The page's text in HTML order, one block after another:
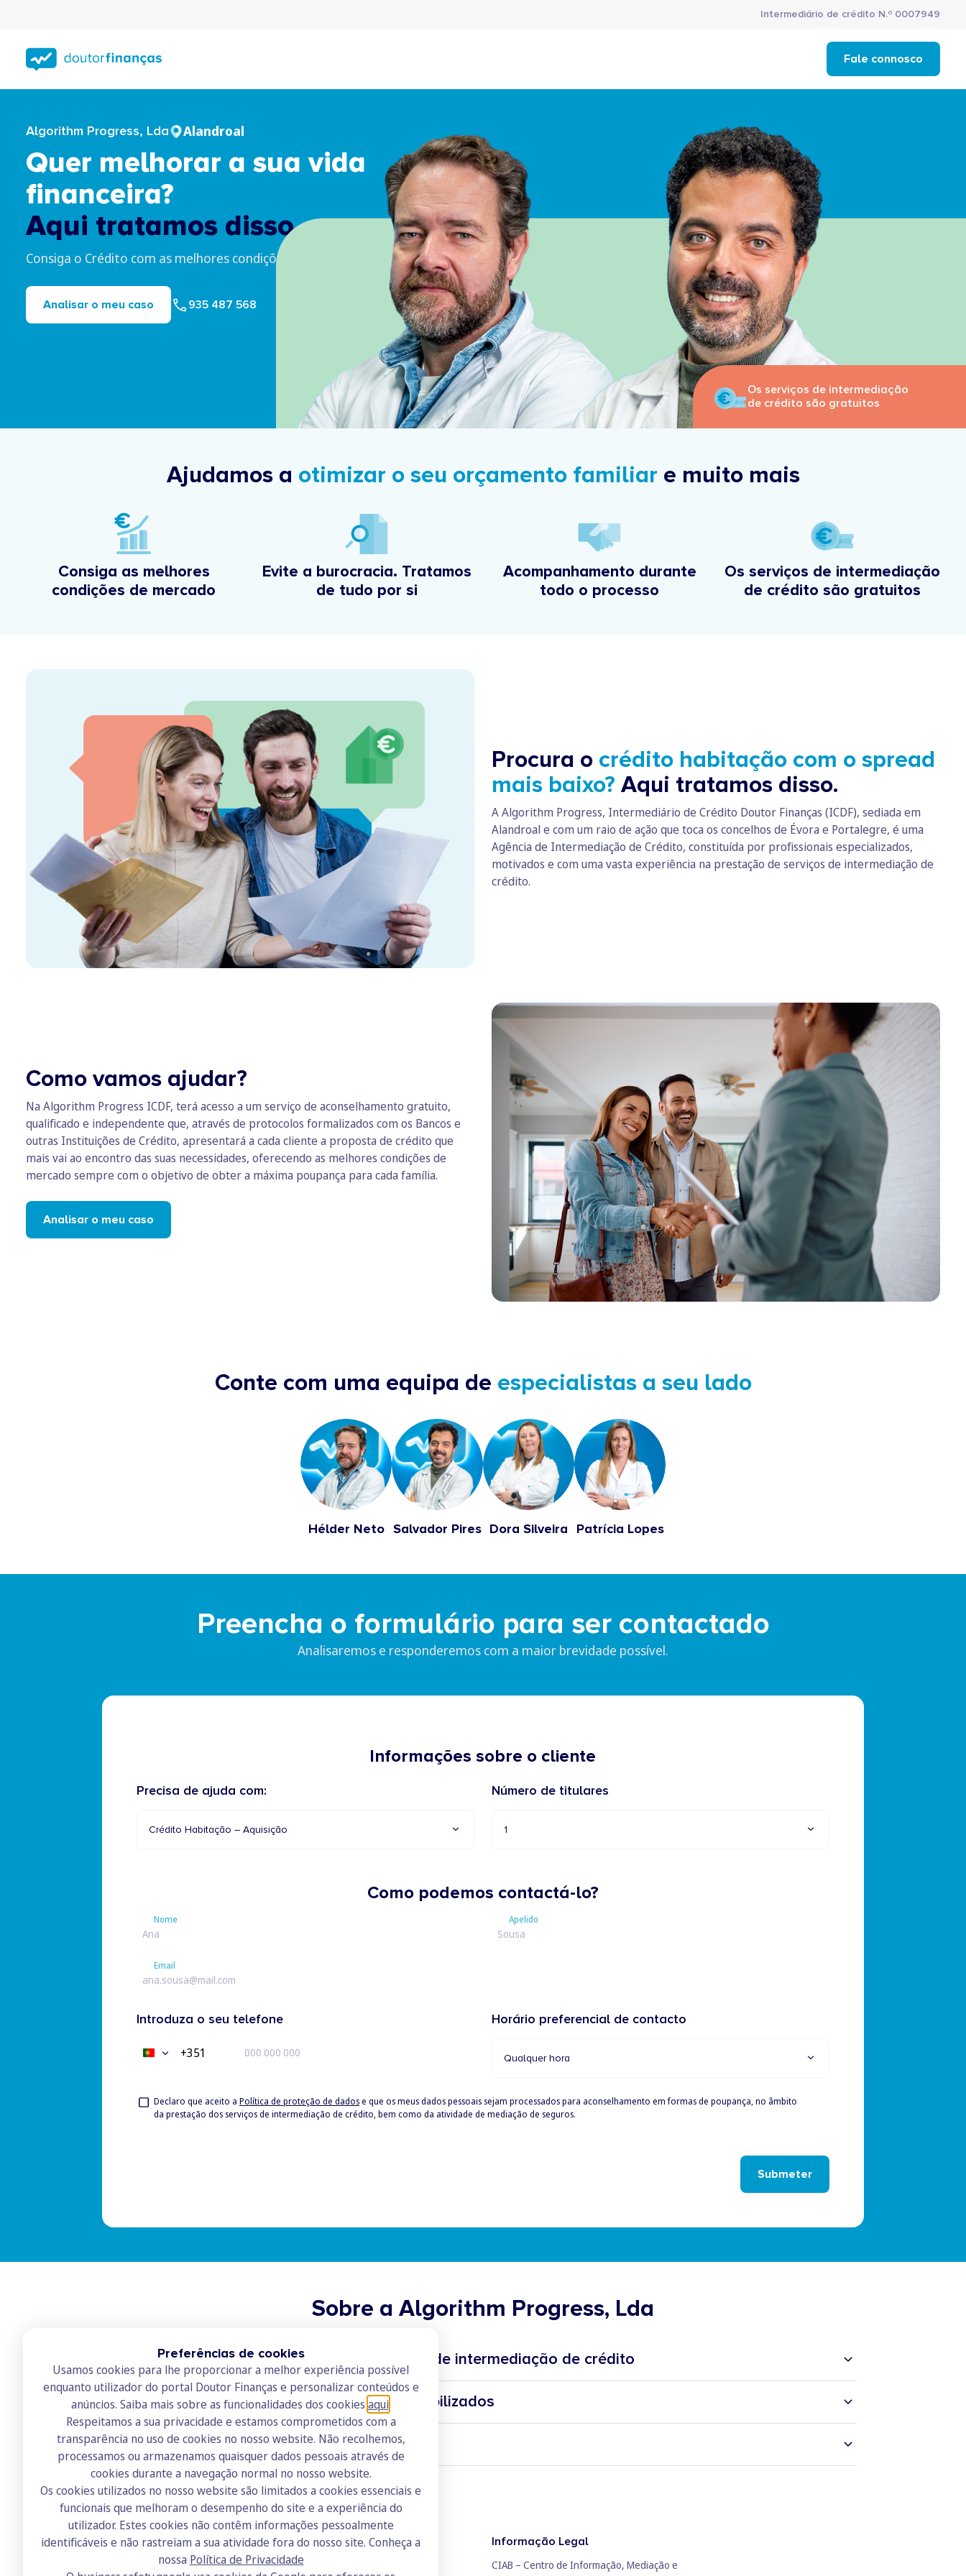
principal
Intermediário de crédito N.º 0007949
Fale connosco
Algorithm Progress, Lda Alandroal
Quer melhorar a sua vida
financeira?
Aqui tratamos disso.
Consiga o Crédito com as melhores condições para o seu caso.
Analisar o meu caso 935 487 568
Os serviços de intermediação
de crédito são gratuitos
Ajudamos a otimizar o seu orçamento familiar e muito mais
Consiga as melhores
condições de mercado
Evite a burocracia. Tratamos
de tudo por si
Acompanhamento durante
todo o processo
Os serviços de intermediação
de crédito são gratuitos
Procura o crédito habitação com o spread
mais baixo? Aqui tratamos disso.
A Algorithm Progress, Intermediário de Crédito Doutor Finanças (ICDF), sediada em
Alandroal e com um raio de ação que toca os concelhos de Évora e Portalegre, é uma
Agência de Intermediação de Crédito, constituída por profissionais especializados,
motivados e com uma vasta experiência na prestação de serviços de intermediação de
crédito.
Como vamos ajudar?
Na Algorithm Progress ICDF, terá acesso a um serviço de aconselhamento gratuito,
qualificado e independente que, através de protocolos formalizados com os Bancos e
outras Instituições de Crédito, apresentará a cada cliente a proposta de crédito que
mais vai ao encontro das suas necessidades, oferecendo as melhores condições de
mercado sempre com o objetivo de obter a máxima poupança para cada família.
Analisar o meu caso
Conte com uma equipa de especialistas a seu lado
Hélder Neto Salvador Pires Dora Silveira Patrícia Lopes
Preencha o formulário para ser contactado
Analisaremos e responderemos com a maior brevidade possível.
Informações sobre o cliente
Precisa de ajuda com:
Crédito Habitação – Aquisição
Número de titulares
1
Como podemos contactá-lo?
Nome
Nome Apelido
Apelido
Email
Email
Introduza o seu telefone
Portugal+351
Horário preferencial de contacto
Qualquer hora
Privacy
Check
Declaro que aceito a Política de proteção de dadose que os meus dados pessoais sejam processados para aconselhamento em formas de poupança, no âmbito
da prestação dos serviços de intermediação de crédito, bem como da atividade de mediação de seguros.
Submeter
Sobre a Algorithm Progress, Lda
Informação complementar sobre a atividade de intermediação de crédito
Distrito de atuação:Évora
Estado-membro de origem:Portugal
Categoria de intermediação:Vinculado
Regime de exclusividade: Não
Tipo de contrato:Crédito Habitação
Serviços de consultoria:Não
Serviços de intermediação de crédito disponibilizados
Apresentação ou proposta de contratos de crédito a consumidores;
Assistência a consumidores, mediante a realização de atos preparatórios ou de outros trabalhos de gestão pré-contratual relativamente a contratos de crédito que
não tenham sido por si apresentados ou propostos;
Celebração de contratos de crédito com consumidores em nome dos mutuantes.
Contactos
Alandroal
935 487 568
helder.neto@rede.doutorfinancas.pt
Preferências de cookies
Usamos cookies para lhe proporcionar a melhor experiência possível
enquanto utilizador do portal Doutor Finanças e personalizar conteúdos e
anúncios. Saiba mais sobre as funcionalidades dos cookies aqui
Respeitamos a sua privacidade e estamos comprometidos com a
transparência no uso de cookies no nosso website. Não recolhemos,
processamos ou armazenamos quaisquer dados pessoais através de
cookies durante a navegação normal no nosso website.
Os cookies utilizados no nosso website são limitados a cookies essenciais e
funcionais que melhoram o desempenho do site e a experiência do
utilizador. Estes cookies não contêm informações pessoalmente
identificáveis e não rastreiam a sua atividade fora do nosso site. Conheça a
nossa Política de Privacidade
Algorithm Progress, Lda Serviços
Crédito Habitação
Informação Legal
CIAB – Centro de Informação, Mediação e